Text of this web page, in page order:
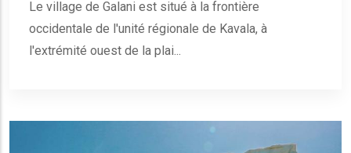
Le village de Galani est situé à la frontière
occidentale de l'unité régionale de Kavala, à
l'extrémité ouest de la plai...